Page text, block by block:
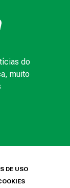
do
muito
DE USO